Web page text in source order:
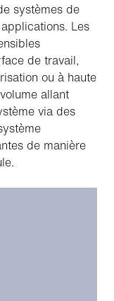
systèmes de
Les
de travail,
ou à haute
allant
via des
de manière